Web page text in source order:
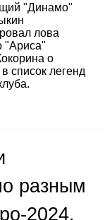
"Динамо"
лова
"Ариса"
о
список легенд
разным
2024.